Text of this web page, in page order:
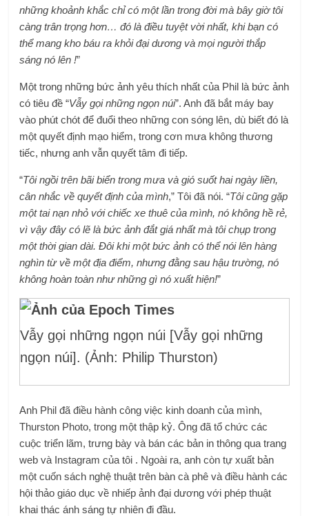
những khoảnh khắc chỉ có một lần trong đời mà bây giờ tôi
càng trân trọng hơn… đó là điều tuyệt vời nhất, khi bạn có
thể mang kho báu ra khỏi đại dương và mọi người thắp
sáng nó lên !”
Một trong những bức ảnh yêu thích nhất của Phil là bức ảnh
có tiêu đề “Vẫy gọi những ngọn núi”.Anh đã bắt máy bay
vào phút chót để đuổi theo những con sóng lên, dù biết đó là
một quyết định mạo hiểm, trong cơn mưa không thương
tiếc, nhưng anh vẫn quyết tâm đi tiếp.
“Tôi ngồi trên bãi biển trong mưa và gió suốt hai ngày liền,
cân nhắc về quyết định của mình,” Tôi đã nói. “Tôi cũng gặp
một tai nạn nhỏ với chiếc xe thuê của mình, nó không hề rẻ,
vì vậy đây có lẽ là bức ảnh đắt giá nhất mà tôi chụp trong
một thời gian dài. Đôi khi một bức ảnh có thể nói lên hàng
nghìn từ về một địa điểm, nhưng đằng sau hậu trường, nó
không hoàn toàn như những gì nó xuất hiện!”
Vẫy gọi những ngọn núi [Vẫy gọi những
ngọn núi]. (Ảnh: Philip Thurston)
Anh Phil đã điều hành công việc kinh doanh của mình,
Thurston Photo, trong một thập kỷ. Ông đã tổ chức các
cuộc triển lãm, trưng bày và bán các bản in thông quatrang
web và Instagram của tôi . Ngoài ra, anh còn tự xuất bản
một cuốn sách nghệ thuật trên bàn cà phê và điều hành các
hội thảo giáo dục về nhiếp ảnh đại dương với phép thuật
khai thác ánh sáng tự nhiên đi đầu.